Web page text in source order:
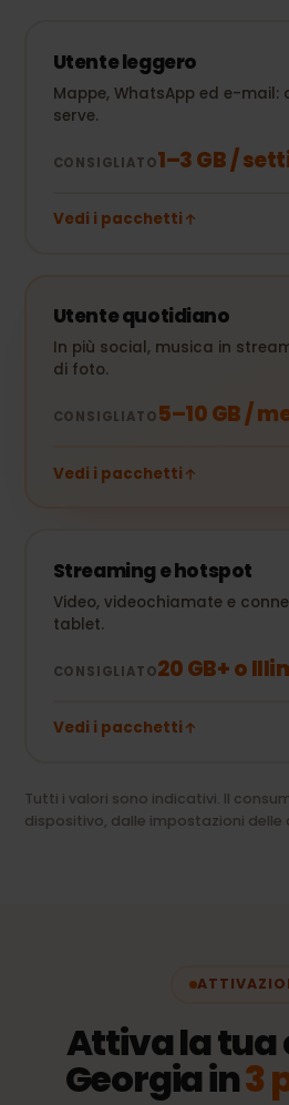
Utente leggero
Mappe, WhatsApp ed e-mail:
serve.
CONSIGLIATO1–3 GB /
Vedi i pacchetti
Utente quotidiano
In più social, musica in
di foto.
CONSIGLIATO5–10 GB /
Vedi i pacchetti
Streaming e hotspot
Video, videochiamate e
tablet.
CONSIGLIATO20 GB+ o
Vedi i pacchetti
Tutti i valori sono indicativi. Il
dispositivo, dalle impostazioni delle
Attiva la tua
Georgia in3